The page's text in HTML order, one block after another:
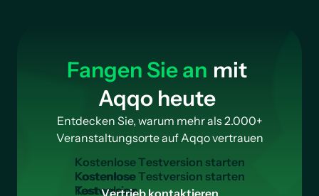
Fangen Sie an mit
Aqqo heute
Entdecken Sie, warum mehr als 2.000+
Veranstaltungsorte auf Aqqo vertrauen
KostenloseTestversion starten
Kostenlose
Testversion